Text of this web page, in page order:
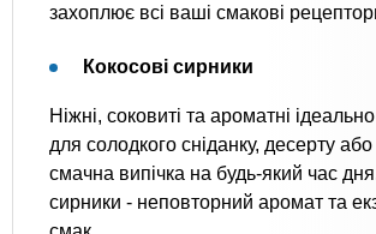
захоплює всі ваші смакові
Кокосові сирники
Ніжні, соковиті та ароматні
для солодкого сніданку, десерту
смачна випічка на будь-який час
сирники - неповторний аромат та